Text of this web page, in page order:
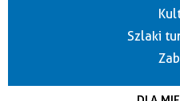
Szlaki